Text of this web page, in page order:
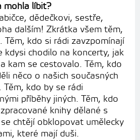
mohla líbit?
dědečkovi, sestře,
dalším! Zkrátka všem těm,
Těm, kdo si rádi zavzpomínají
kdysi chodilo na koncerty, jak
kam se cestovalo. Těm, kdo
něco o našich současných
Těm, kdo by se rádi
příběhy jiných. Těm, kdo
knihy dělané s
chtějí obklopovat umělecky
které mají duši.